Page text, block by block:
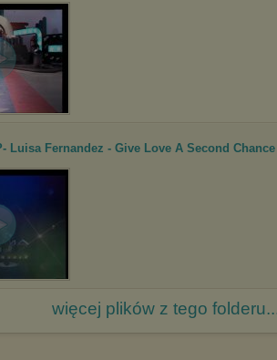
Luisa Fernandez - Give Love A Second
więcej plików z tego